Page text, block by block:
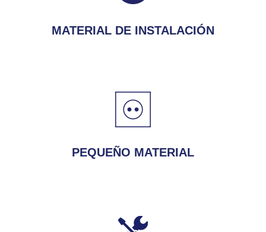
MATERIAL DE INSTALACIÓN
PEQUEÑO MATERIAL